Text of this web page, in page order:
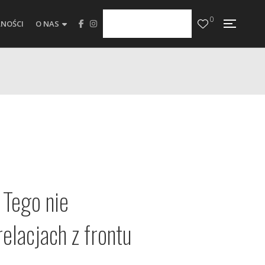
O NAS 0
nie
z frontu